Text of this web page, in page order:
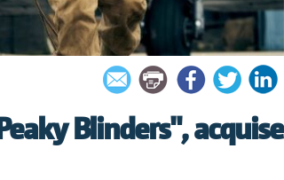
Blinders", acquise